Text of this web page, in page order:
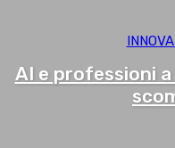
AI e professioni